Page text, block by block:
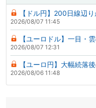
【ドル円】200日線辺
2026/08/07 11:45
【ユーロドル】一目・
2026/08/07 12:31
【ユーロ円】大幅続落
2026/08/06 11:48